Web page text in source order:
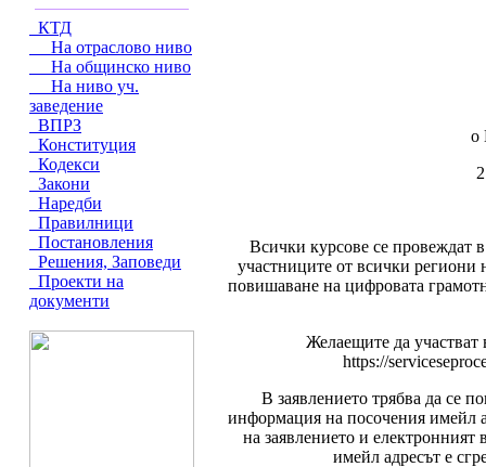
КТД
На отраслово ниво
На общинско ниво
На ниво уч.
заведение
ВПРЗ
Конституция
Кодекси
Закони
Наредби
Правилници
Постановления
Решения, Заповеди
Проекти на
документи
o
Всички курсове се провеждат
участниците от всички региони
повишаване на цифровата
Желаещите да участват
https://
В заявлението трябва да се
информация на посочения имейл
на заявлението и
имейл адресът е